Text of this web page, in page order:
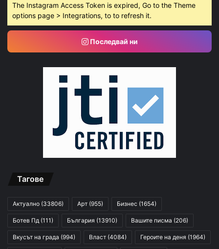
The Instagram Access Token is expired, Go to the Theme
options page > Integrations, to to refresh it.
Последвай ни
Тагове
Актуално (33806) Арт (955) Бизнес (1654)
Ботев Пд (111) България (13910) Вашите писма (206)
Вкусът на града (994) Власт (4084) Героите на деня (1964)